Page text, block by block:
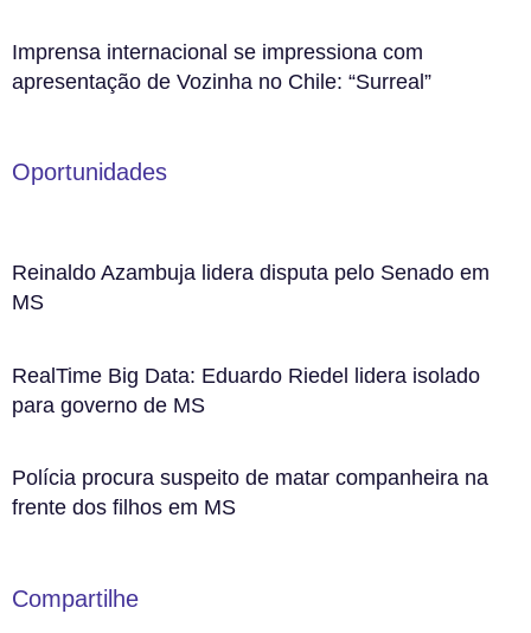
Imprensa internacional se impressiona com
apresentação de Vozinha no Chile: “Surreal”
Oportunidades
Reinaldo Azambuja lidera disputa pelo Senado em
MS
RealTime Big Data: Eduardo Riedel lidera isolado
para governo de MS
Polícia procura suspeito de matar companheira na
frente dos filhos em MS
Compartilhe